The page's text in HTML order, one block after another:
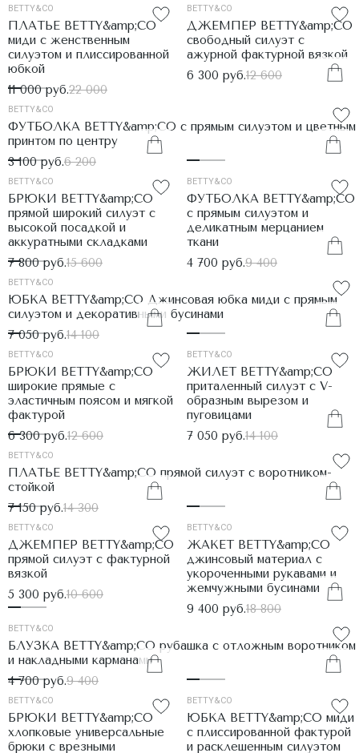
BETTY&CO
ПЛАТЬЕ BETTY&amp;CO
миди с женственным
силуэтом и плиссированной
юбкой
11 000 руб.22 000
BETTY&CO
ДЖЕМПЕР BETTY&amp;CO
свободный силуэт с
ажурной фактурной вязкой
6 300 руб.12 600
BETTY&CO
ФУТБОЛКА BETTY&amp;CO с прямым силуэтом и цветным
принтом по центру
3 100 руб.6 200
BETTY&CO
БРЮКИ BETTY&amp;CO
прямой широкий силуэт с
высокой посадкой и
аккуратными складками
7 800 руб.15 600
BETTY&CO
ФУТБОЛКА BETTY&amp;CO
с прямым силуэтом и
деликатным мерцанием
ткани
4 700 руб.9 400
BETTY&CO
ЮБКА BETTY&amp;CO Джинсовая юбка миди с прямым
силуэтом и декоративными бусинами
7 050 руб.14 100
BETTY&CO
БРЮКИ BETTY&amp;CO
широкие прямые с
эластичным поясом и мягкой
фактурой
6 300 руб.12 600
BETTY&CO
ЖИЛЕТ BETTY&amp;CO
приталенный силуэт с V-
образным вырезом и
пуговицами
7 050 руб.14 100
BETTY&CO
ПЛАТЬЕ BETTY&amp;CO прямой силуэт с воротником-
стойкой
7 150 руб.14 300
BETTY&CO
ДЖЕМПЕР BETTY&amp;CO
прямой силуэт с фактурной
вязкой
5 300 руб.10 600
BETTY&CO
ЖАКЕТ BETTY&amp;CO
джинсовый материал с
укороченными рукавами и
жемчужными бусинами
9 400 руб.18 800
BETTY&CO
БЛУЗКА BETTY&amp;CO рубашка с отложным воротником
и накладными карманами
4 700 руб.9 400
BETTY&CO
БРЮКИ BETTY&amp;CO
хлопковые универсальные
брюки с врезными
BETTY&CO
ЮБКА BETTY&amp;CO миди
с плиссированной фактурой
и расклешенным силуэтом